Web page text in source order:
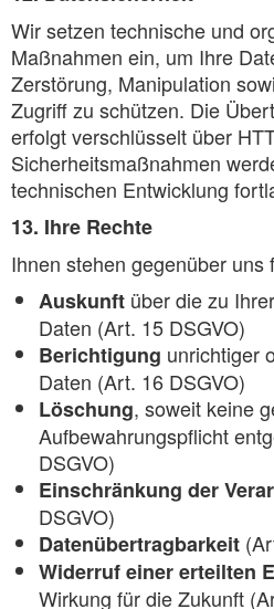
Wir setzen technische und
Maßnahmen ein, um Ihre
Zerstörung, Manipulation
Zugriff zu schützen. Die
erfolgt verschlüsselt über
Sicherheitsmaßnahmen
technischen Entwicklung
13. Ihre Rechte
Ihnen stehen gegenüber uns
Auskunft über die zu
Daten (Art. 15 DSGVO)
Berichtigung unrichtiger
Daten (Art. 16 DSGVO)
Löschung, soweit keine
Aufbewahrungspflicht
DSGVO)
Einschränkung der
DSGVO)
Datenübertragbarkeit
Widerruf einer erteilten
Wirkung für die Zukunft